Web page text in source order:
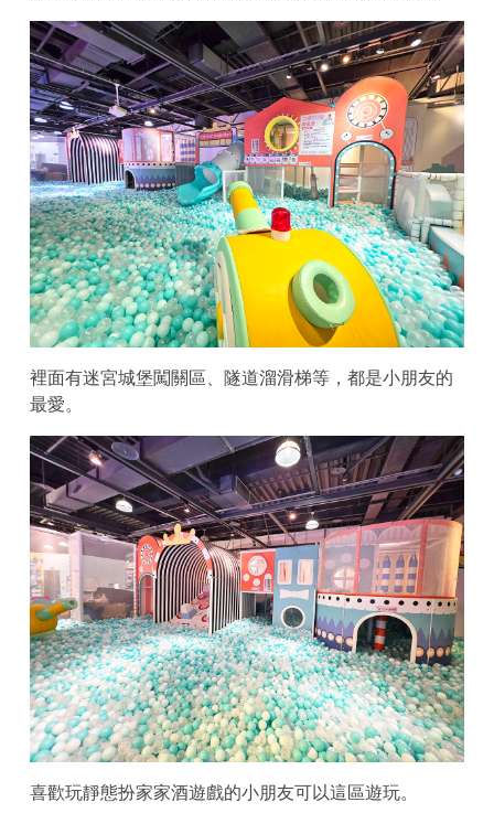
裡面有迷宮城堡闖關區、隧道溜滑梯等，都是小朋友的
最愛。
喜歡玩靜態扮家家酒遊戲的小朋友可以這區遊玩。